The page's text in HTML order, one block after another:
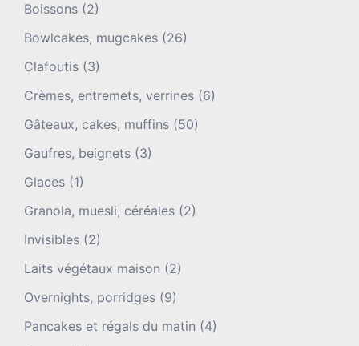
Boissons (2)
Bowlcakes, mugcakes (26)
Clafoutis (3)
Crèmes, entremets, verrines (6)
Gâteaux, cakes, muffins (50)
Gaufres, beignets (3)
Glaces (1)
Granola, muesli, céréales (2)
Invisibles (2)
Laits végétaux maison (2)
Overnights, porridges (9)
Pancakes et régals du matin (4)